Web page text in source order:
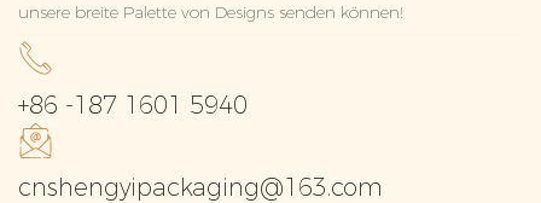
unsere breite Palette von Designs senden können!
+86 -187 1601 5940
cnshengyipackaging@163.com